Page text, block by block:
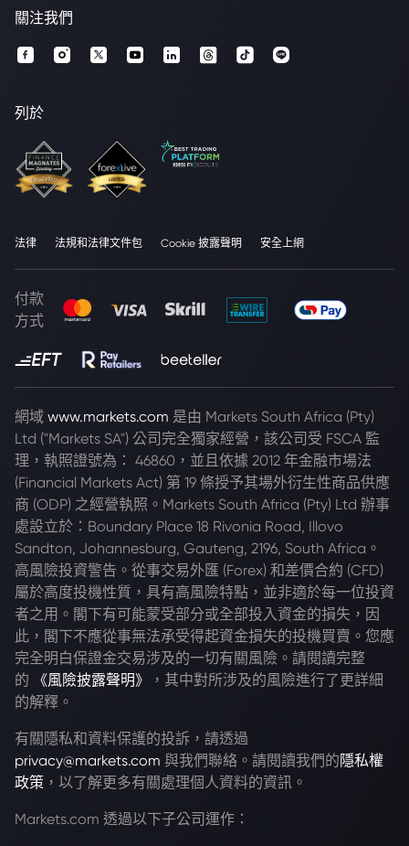
關注我們
列於
法律 法規和法律文件包 Cookie 披露聲明 安全上網
付款
方式
網域 www.markets.com 是由 Markets South Africa (Pty)
Ltd ("Markets SA") 公司完全獨家經營，該公司受 FSCA 監
理，執照證號為： 46860，並且依據 2012 年金融市場法
(Financial Markets Act) 第 19 條授予其場外衍生性商品供應
商 (ODP) 之經營執照。Markets South Africa (Pty) Ltd 辦事
處設立於：Boundary Place 18 Rivonia Road, Illovo
Sandton, Johannesburg, Gauteng, 2196, South Africa。
高風險投資警告。從事交易外匯 (Forex) 和差價合約 (CFD)
屬於高度投機性質，具有高風險特點，並非適於每一位投資
者之用。閣下有可能蒙受部分或全部投入資金的損失，因
此，閣下不應從事無法承受得起資金損失的投機買賣。您應
完全明白保證金交易涉及的一切有關風險。請閱讀完整
的
《風險披露聲明》
，其中對所涉及的風險進行了更詳細
的解釋。
有關隱私和資料保護的投訴，請透過
privacy@markets.com 與我們聯絡。請閱讀我們的 隱私權
政策 ，以了解更多有關處理個人資料的資訊。
Markets.com 透過以下子公司運作：